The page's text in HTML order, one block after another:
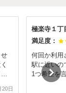
20日
極楽寺１丁
満足度：
何回か利用
駅に近いの
1つ希望を
出入りの